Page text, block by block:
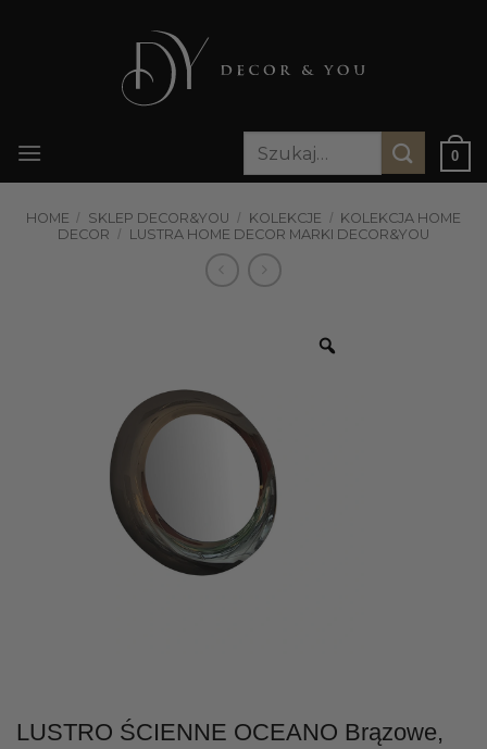
Szukaj:
0
HOME / SKLEP DECOR&YOU / KOLEKCJE / KOLEKCJA HOME
DECOR / LUSTRA HOME DECOR MARKI DECOR&YOU
LUSTRO ŚCIENNE OCEANO Brązowe,